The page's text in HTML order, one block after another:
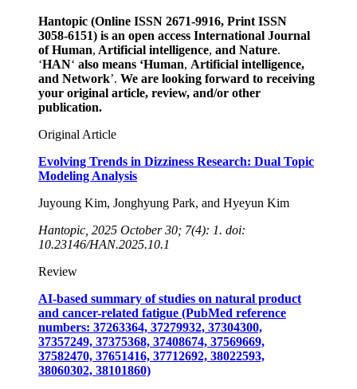
Hantopic (Online ISSN 2671-9916, Print ISSN
3058-6151) is an open access International Journal
of Human, Artificial intelligence, and Nature.
‘HAN‘ also means ‘Human, Artificial intelligence,
and Network’. We are looking forward to receiving
your original article, review, and/or other
publication.
Original Article
Evolving Trends in Dizziness Research: Dual Topic
Modeling Analysis
Juyoung Kim, Jonghyung Park, and Hyeyun Kim
Hantopic, 2025 October 30; 7(4): 1. doi:
10.23146/HAN.2025.10.1
Review
AI-based summary of studies on natural product
and cancer-related fatigue (PubMed reference
numbers: 37263364, 37279932, 37304300,
37357249, 37375368, 37408674, 37569669,
37582470, 37651416, 37712692, 38022593,
38060302, 38101860)